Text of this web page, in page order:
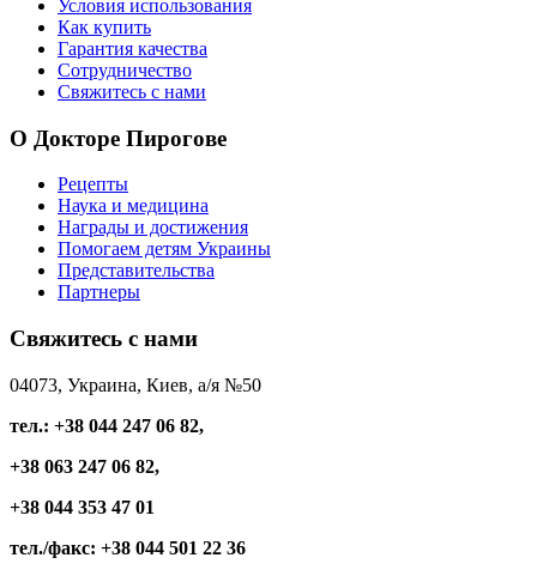
Условия использования
Как купить
Гарантия качества
Сотрудничество
Свяжитесь с нами
О Докторе Пирогове
Рецепты
Наука и медицина
Награды и достижения
Помогаем детям Украины
Представительства
Партнеры
Свяжитесь с нами
04073, Украина, Киев, а/я №50
тел.: +38 044 247 06 82,
+38 063 247 06 82,
+38 044 353 47 01
тел./факс: +38 044 501 22 36